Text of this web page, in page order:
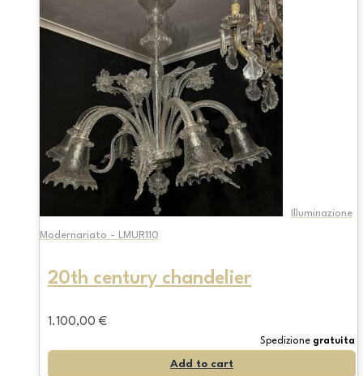
Illuminazione
Modernariato - LMUR110
20th century chandelier
1.100,00 €
Spedizione gratuita
Add to cart